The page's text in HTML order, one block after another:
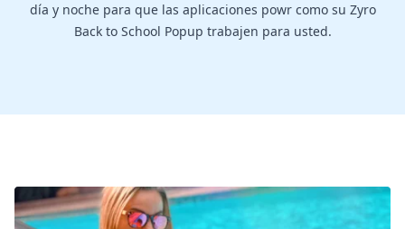
día y noche para que las aplicaciones powr como su Zyro
Back to School Popup trabajen para usted.